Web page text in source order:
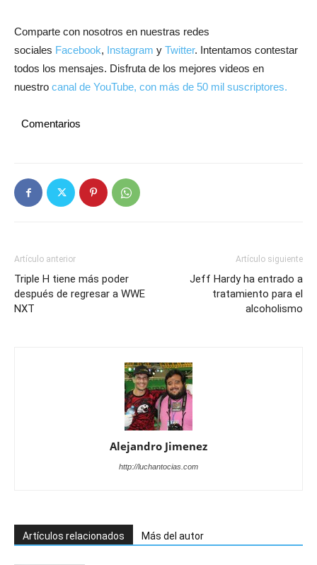
Comparte con nosotros en nuestras redes
sociales Facebook, Instagram y Twitter. Intentamos contestar
todos los mensajes. Disfruta de los mejores videos en
nuestro canal de YouTube, con más de 50 mil suscriptores.
Comentarios
Artículo anterior
Triple H tiene más poder
después de regresar a WWE
NXT
Artículo siguiente
Jeff Hardy ha entrado a
tratamiento para el
alcoholismo
Alejandro Jimenez
http://luchantocias.com
Artículos relacionados Más del autor